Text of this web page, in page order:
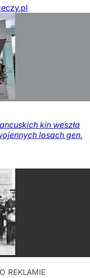
kin weszła
losach gen.